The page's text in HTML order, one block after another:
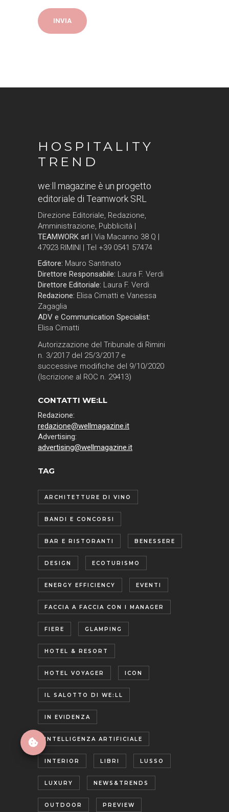
HOSPITALITY
TREND
we:ll magazine è un progetto
editoriale di Teamwork SRL
Direzione Editoriale, Redazione,
Amministrazione, Pubblicità |
TEAMWORK srl
| Via Macanno 38 Q |
47923 RIMINI | Tel +39 0541 57474
Editore: Mauro Santinato
Direttore Responsabile: Laura F. Verdi
Direttore Editoriale: Laura F. Verdi
Redazione: Elisa Cimatti e Vanessa
Zagaglia
ADV e Communication Specialist:
Elisa Cimatti
Autorizzazione del Tribunale di Rimini
n. 3/2017 del 25/3/2017 e
successive modifiche del 9/10/2020
(Iscrizione al ROC n. 29413)
CONTATTI WE:LL
Redazione:
redazione@wellmagazine.it
Advertising:
advertising@wellmagazine.it
TAG
ARCHITETTURE DI VINO
BANDI E CONCORSI
BAR E RISTORANTI BENESSERE
DESIGN ECOTURISMO
ENERGY EFFICIENCY EVENTI
FACCIA A FACCIA CON I MANAGER
FIERE GLAMPING
HOTEL & RESORT
HOTEL VOYAGER ICON
IL SALOTTO DI WE:LL
IN EVIDENZA
INTELLIGENZA ARTIFICIALE
INTERIOR LIBRI LUSSO
LUXURY NEWS&TRENDS
OUTDOOR PREVIEW